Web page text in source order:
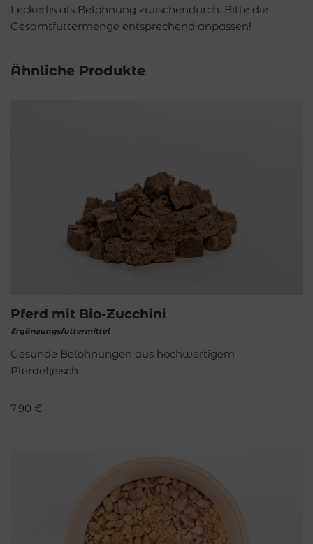
Leckerlis als Belohnung zwischendurch. Bitte die
Gesamtfuttermenge entsprechend anpassen!
Ähnliche Produkte
Pferd mit Bio-Zucchini
Ergänzungsfuttermittel
Gesunde Belohnungen aus hochwertigem
Pferdefleisch
7,90 €